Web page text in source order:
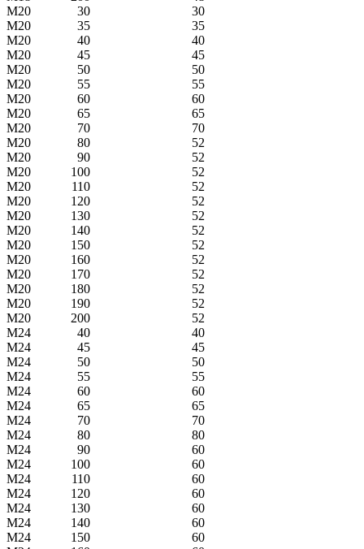
M20
30
30
M20
35
35
M20
40
40
M20
45
45
M20
50
50
M20
55
55
M20
60
60
M20
65
65
M20
70
70
M20
80
52
M20
90
52
M20
100
52
M20
110
52
M20
120
52
M20
130
52
M20
140
52
M20
150
52
M20
160
52
M20
170
52
M20
180
52
M20
190
52
M20
200
52
M24
40
40
M24
45
45
M24
50
50
M24
55
55
M24
60
60
M24
65
65
M24
70
70
M24
80
80
M24
90
60
M24
100
60
M24
110
60
M24
120
60
M24
130
60
M24
140
60
M24
150
60